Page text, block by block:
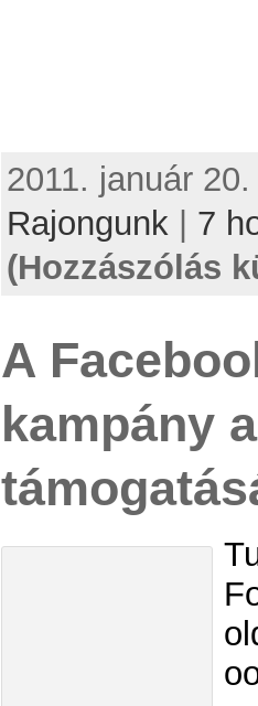
2011. január
Rajongunk
7
(Hozzászólás
A
kampány